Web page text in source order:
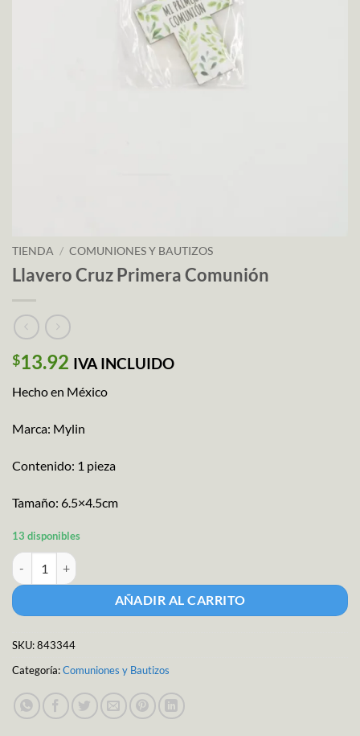
TIENDA / COMUNIONES Y BAUTIZOS
Llavero Cruz Primera Comunión
$13.92 IVA INCLUIDO
Hecho en México
Marca: Mylin
Contenido: 1 pieza
Tamaño: 6.5×4.5cm
13 disponibles
Llavero Cruz Primera Comunión cantidad
AÑADIR AL CARRITO
SKU:843344
Categoría:Comuniones y Bautizos